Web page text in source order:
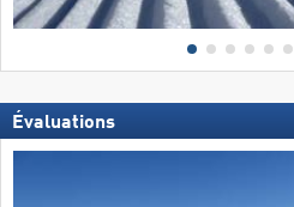
Évaluations